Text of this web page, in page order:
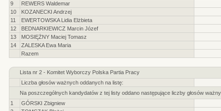
9
REWERS Waldemar
10
KOZANECKI Andrzej
11
EWERTOWSKA Lidia Elżbieta
12
BEDNARKIEWICZ Marcin Józef
13
MOSIĘŻNY Maciej Tomasz
14
ZALESKA Ewa Maria
Razem
Lista nr 2 - Komitet Wyborczy Polska Partia Pracy
Liczba głosów ważnych oddanych na listę:
Na poszczególnych kandydatów z tej listy oddano następujące liczby głosów
1
GÓRSKI Zbigniew